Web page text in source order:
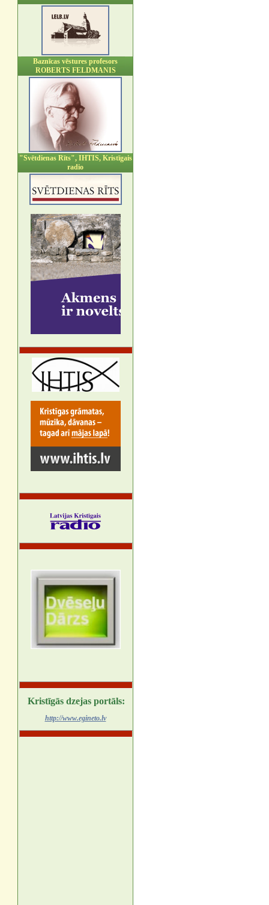
Baznīcas vēstures profesors
ROBERTS FELDMANIS
"Svētdienas Rīts", IHTIS, Kristīgais
radio
Kristīgās dzejas portāls:
http://www.egineto.lv